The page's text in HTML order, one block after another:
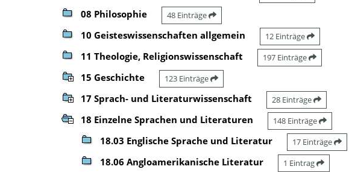
08 Philosophie 48 Einträge
10 Geisteswissenschaften allgemein 12 Einträge
11 Theologie, Religionswissenschaft 197 Einträge
15 Geschichte 123 Einträge
17 Sprach- und Literaturwissenschaft 28 Einträge
18 Einzelne Sprachen und Literaturen 148 Einträge
18.03 Englische Sprache und Literatur 17 Einträge
18.06 Angloamerikanische Literatur 1 Eintrag